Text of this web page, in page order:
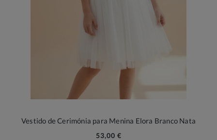
Vestido de Cerimónia para Menina Elora Branco Nata
53,00 €